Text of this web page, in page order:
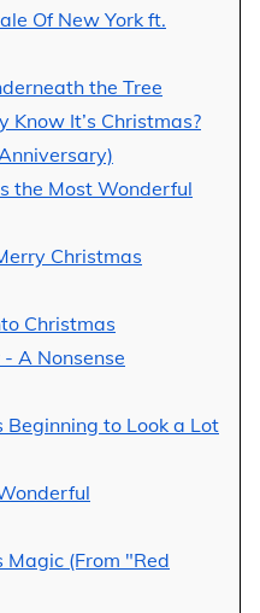
Of New York ft.
the Tree
Know It’s Christmas?
the Most Wonderful
Christmas
Christmas
A Nonsense
Beginning to Look a Lot
(From "Red